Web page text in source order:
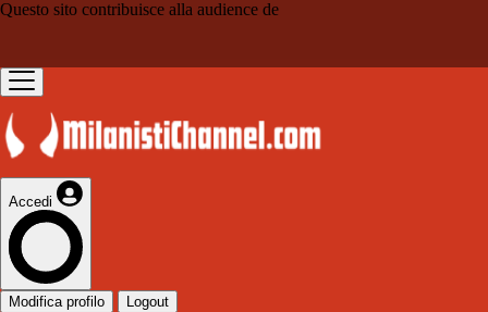
Questo sito contribuisce alla audience de
Accedi
Modifica profilo Logout